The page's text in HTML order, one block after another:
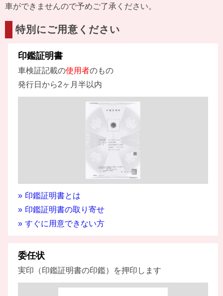
車ができませんので予めご了承ください。
特別にご用意ください
印鑑証明書
車検証記載の使用者のもの
発行日から2ヶ月半以内
印鑑証明書とは
印鑑証明書の取り寄せ
すぐに用意できない方
委任状
実印（印鑑証明書の印鑑）を押印します